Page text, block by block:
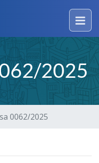
2025
0062/2025